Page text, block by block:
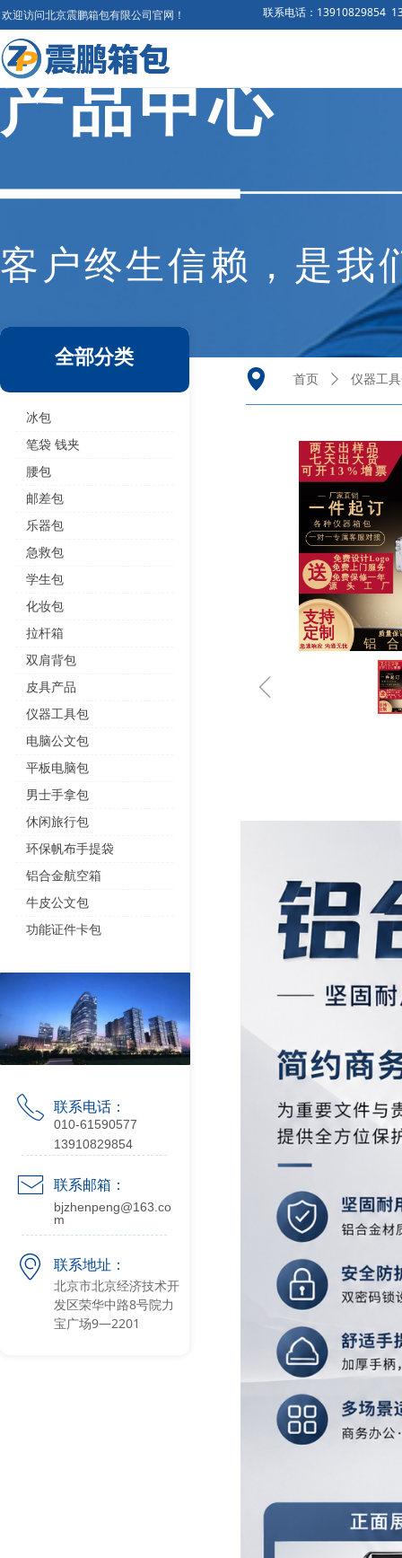
欢迎访问北京震鹏箱包有限公司官网！ 联系电话：13910829854
首页 ꄲ 仪器工
ꁆ
넹
冰包
笔袋 钱夹
腰包
邮差包
乐器包
急救包
学生包
化妆包
拉杆箱
双肩背包
皮具产品
仪器工具包
电脑公文包
平板电脑包
男士手拿包
休闲旅行包
环保帆布手提袋
铝合金航空箱
牛皮公文包
功能证件卡包
全部分类
ꂅ 联系电话：
010-61590577
13910829854
ꂘ 联系邮箱：
bjzhenpeng@163.co
m
ꀷ 联系地址：
北京市北京经济技术开
发区荣华中路8号院力
宝广场9—2201
产品中心
客户终生信赖，是我